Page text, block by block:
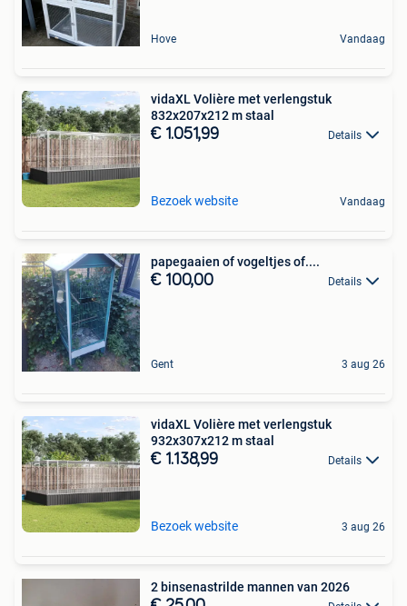
Hove Vandaag
vidaXL Volière met verlengstuk
832x207x212 m staal
€ 1.051,99 Details
Bezoek website Vandaag
papegaaien of vogeltjes of....
€ 100,00 Details
Gent 3 aug 26
vidaXL Volière met verlengstuk
932x307x212 m staal
€ 1.138,99 Details
Bezoek website 3 aug 26
2 binsenastrilde mannen van 2026